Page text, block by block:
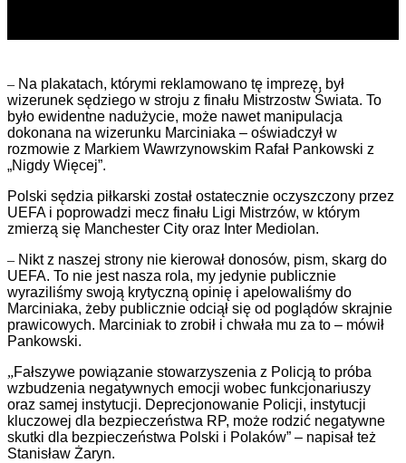
– Na plakatach, którymi reklamowano tę imprezę, był
wizerunek sędziego w stroju z finału Mistrzostw Świata. To
było ewidentne nadużycie, może nawet manipulacja
dokonana na wizerunku Marciniaka – oświadczył w
rozmowie z Markiem Wawrzynowskim Rafał Pankowski z
„Nigdy Więcej”.
Polski sędzia piłkarski został ostatecznie oczyszczony przez
UEFA i poprowadzi mecz finału Ligi Mistrzów, w którym
zmierzą się Manchester City oraz Inter Mediolan.
– Nikt z naszej strony nie kierował donosów, pism, skarg do
UEFA. To nie jest nasza rola, my jedynie publicznie
wyraziliśmy swoją krytyczną opinię i apelowaliśmy do
Marciniaka, żeby publicznie odciął się od poglądów skrajnie
prawicowych. Marciniak to zrobił i chwała mu za to – mówił
Pankowski.
„Fałszywe powiązanie stowarzyszenia z Policją to próba
wzbudzenia negatywnych emocji wobec funkcjonariuszy
oraz samej instytucji. Deprecjonowanie Policji, instytucji
kluczowej dla bezpieczeństwa RP, może rodzić negatywne
skutki dla bezpieczeństwa Polski i Polaków” – napisał też
Stanisław Żaryn.